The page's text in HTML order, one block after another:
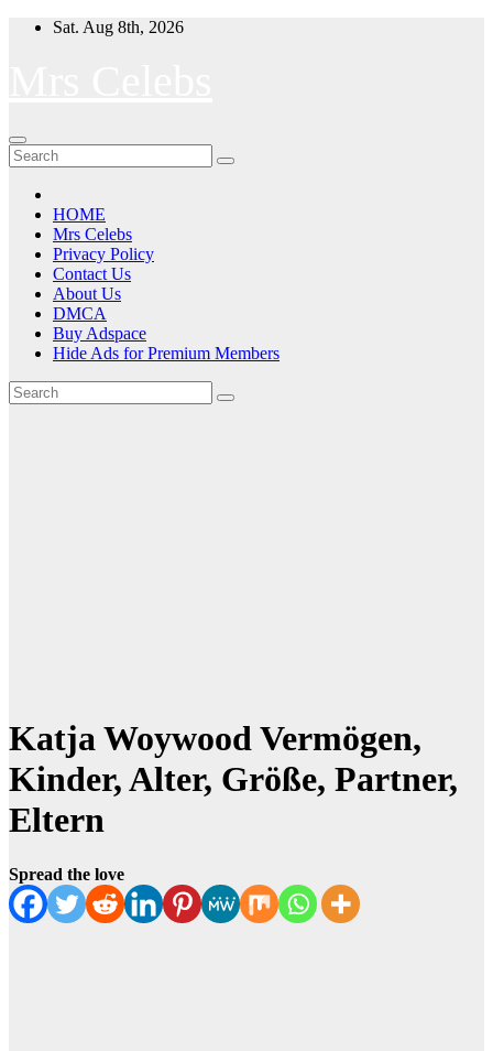
Skip
Sat. Aug 8th, 2026
HOME
Mrs Celebs
Privacy Policy
Contact Us
About Us
DMCA
Buy Adspace
Hide Ads for Premium Members
Katja Woywood Vermögen,
Kinder, Alter, Größe, Partner,
Eltern
Spread the love